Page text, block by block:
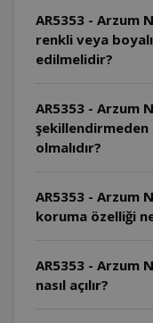
AR5353 - Arzum
renkli veya
edilmelidir?
AR5353 - Arzum
şekillendirmeden
olmalıdır?
AR5353 - Arzum
koruma özelliği
AR5353 - Arzum
nasıl açılır?